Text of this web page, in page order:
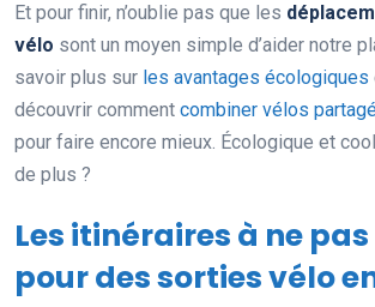
Et pour finir, n’oublie pas que les
vélo sont un moyen simple d’aider notre
savoir plus sur les avantages écologiques
découvrir comment combiner vélos
pour faire encore mieux. Écologique et
de plus ?
Les itinéraires à ne
pour des sorties vélo